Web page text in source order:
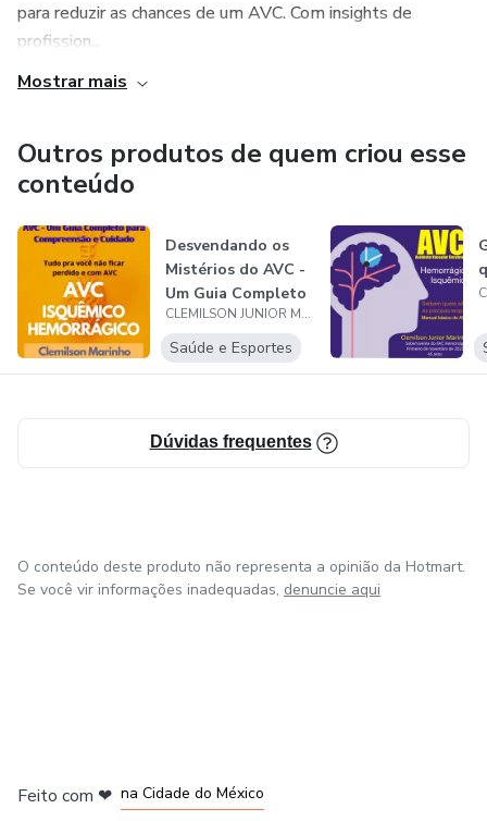
para reduzir as chances de um AVC. Com insights de
profission...
Mostrar mais
Outros produtos de quem criou esse
conteúdo
Desvendando os
Mistérios do AVC -
Um Guia Completo
para Comp...
CLEMILSON JUNIOR MARINHO
Saúde e Esportes
Dúvidas frequentes
O conteúdo deste produto não representa a opinião da Hotmart.
Se você vir informações inadequadas, denuncie aqui
Feito com ❤ na Cidade do México